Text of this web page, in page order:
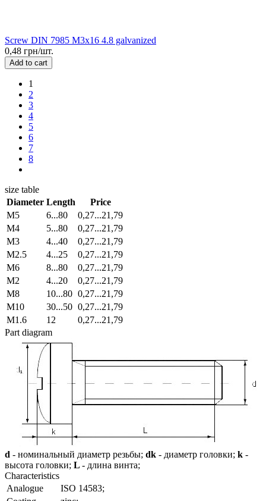
Screw DIN 7985 M3x16 4.8 galvanized
0,48 грн/шт.
Add to cart
1
2
3
4
5
6
7
8
size table
Diameter Length
Price
М5
6...80
0,27...21,79
М4
5...80
0,27...21,79
М3
4...40
0,27...21,79
М2.5
4...25
0,27...21,79
М6
8...80
0,27...21,79
М2
4...20
0,27...21,79
М8
10...80 0,27...21,79
М10
30...50 0,27...21,79
М1.6
12
0,27...21,79
Part diagram
d - номинальный диаметр резьбы; dk - диаметр головки; k -
высота головки; L - длина винта;
Characteristics
Analogue
ISO 14583;